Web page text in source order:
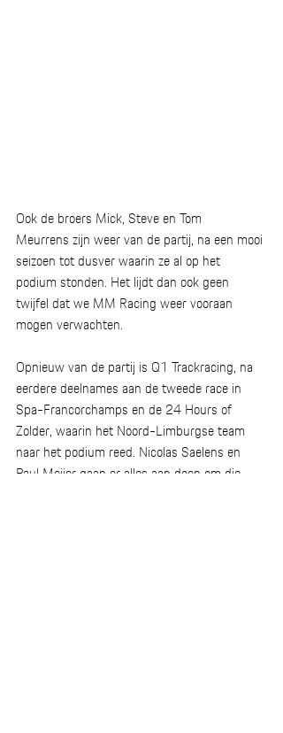
Ook de broers Mick, Steve en Tom
Meurrens zijn weer van de partij, na een mooi
seizoen tot dusver waarin ze al op het
podium stonden. Het lijdt dan ook geen
twijfel dat we MM Racing weer vooraan
mogen verwachten.
Opnieuw van de partij is Q1 Trackracing, na
eerdere deelnames aan de tweede race in
Spa-Francorchamps en de 24 Hours of
Zolder, waarin het Noord-Limburgse team
naar het podium reed. Nicolas Saelens en
Paul Meijer gaan er alles aan doen om die